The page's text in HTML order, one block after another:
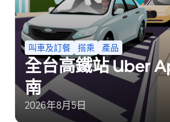
叫車及訂餐 搭乘 產品
全台高鐵站 Uber
南
2026年8月5日